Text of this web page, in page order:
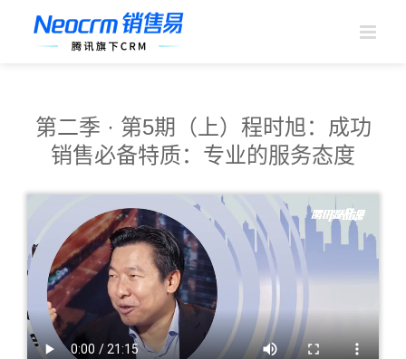
第二季 · 第5期（上）程时旭：成功
销售必备特质：专业的服务态度